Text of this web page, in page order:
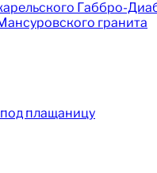
Габбро-
гранита
плащаницу